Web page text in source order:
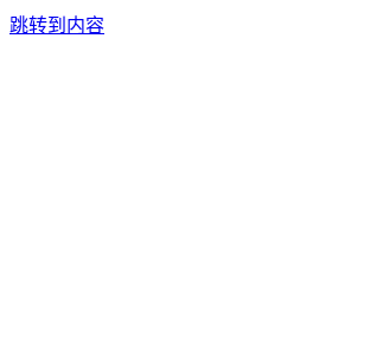
跳转到内容